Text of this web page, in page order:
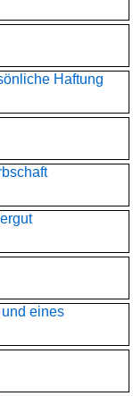
Haftung
eines